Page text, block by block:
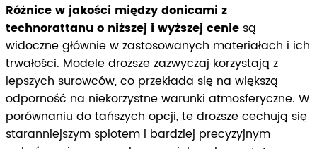
Różnice w jakości między donicami z
technorattanu o niższej i wyższej cenie są
widoczne głównie w zastosowanych materiałach i ich
trwałości. Modele droższe zazwyczaj korzystają z
lepszych surowców, co przekłada się na większą
odporność na niekorzystne warunki atmosferyczne. W
porównaniu do tańszych opcji, te droższe cechują się
staranniejszym splotem i bardziej precyzyjnym